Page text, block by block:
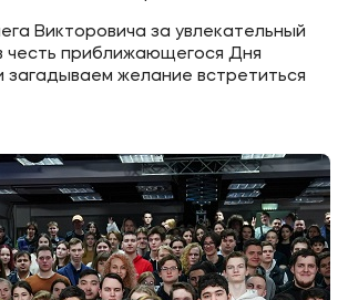
Викторовича за увлекательный
честь приближающегося Дня
загадываем желание встретиться